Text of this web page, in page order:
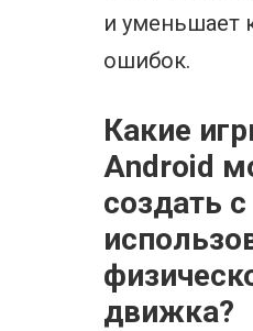
и уменьшает
ошибок.
Какие
Android
создать с
движка?